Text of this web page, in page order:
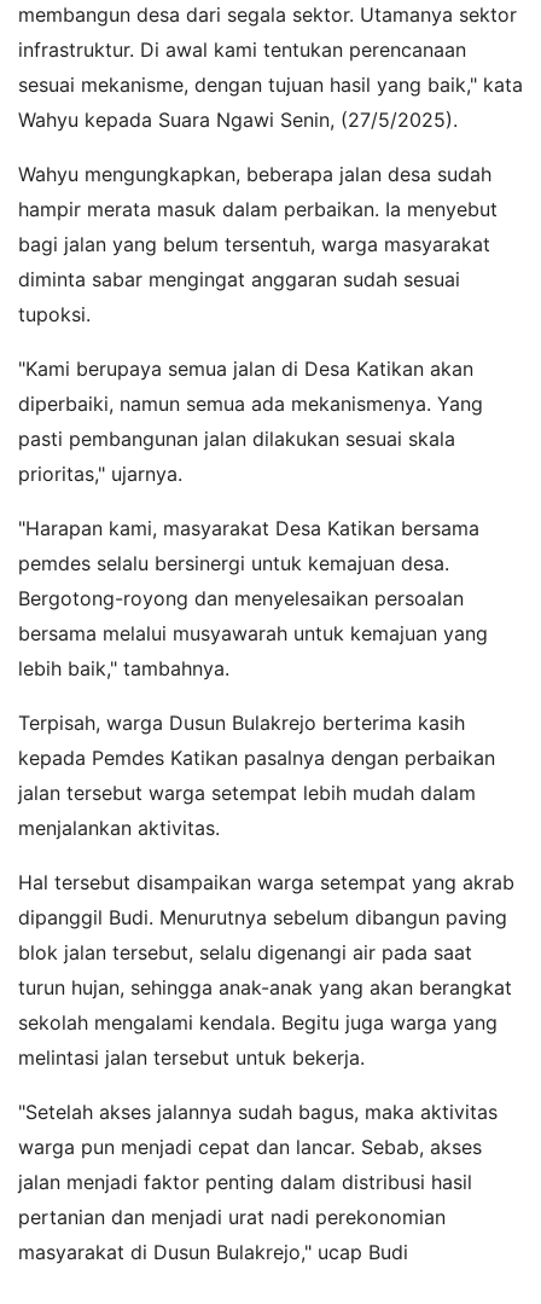
membangun desa dari segala sektor. Utamanya sektor
infrastruktur. Di awal kami tentukan perencanaan
sesuai mekanisme, dengan tujuan hasil yang baik," kata
Wahyu kepada Suara Ngawi Senin, (27/5/2025).
Wahyu mengungkapkan, beberapa jalan desa sudah
hampir merata masuk dalam perbaikan. Ia menyebut
bagi jalan yang belum tersentuh, warga masyarakat
diminta sabar mengingat anggaran sudah sesuai
tupoksi.
"Kami berupaya semua jalan di Desa Katikan akan
diperbaiki, namun semua ada mekanismenya. Yang
pasti pembangunan jalan dilakukan sesuai skala
prioritas," ujarnya.
"Harapan kami, masyarakat Desa Katikan bersama
pemdes selalu bersinergi untuk kemajuan desa.
Bergotong-royong dan menyelesaikan persoalan
bersama melalui musyawarah untuk kemajuan yang
lebih baik," tambahnya.
Terpisah, warga Dusun Bulakrejo berterima kasih
kepada Pemdes Katikan pasalnya dengan perbaikan
jalan tersebut warga setempat lebih mudah dalam
menjalankan aktivitas.
Hal tersebut disampaikan warga setempat yang akrab
dipanggil Budi. Menurutnya sebelum dibangun paving
blok jalan tersebut, selalu digenangi air pada saat
turun hujan, sehingga anak-anak yang akan berangkat
sekolah mengalami kendala. Begitu juga warga yang
melintasi jalan tersebut untuk bekerja.
"Setelah akses jalannya sudah bagus, maka aktivitas
warga pun menjadi cepat dan lancar. Sebab, akses
jalan menjadi faktor penting dalam distribusi hasil
pertanian dan menjadi urat nadi perekonomian
masyarakat di Dusun Bulakrejo," ucap Budi